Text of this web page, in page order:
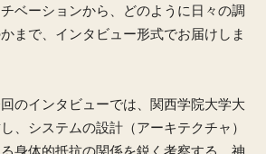
ベーションから、どのように日々の調
まで、インタビュー形式でお届けしま
のインタビューでは、関西学院大学大
、システムの設計（アーキテクチャ）